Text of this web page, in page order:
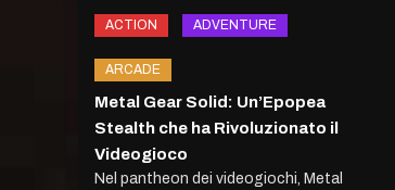
ACTION ADVENTURE
ARCADE
Metal Gear Solid: Un’Epopea
Stealth che ha Rivoluzionato il
Videogioco
Nel pantheon dei videogiochi, Metal